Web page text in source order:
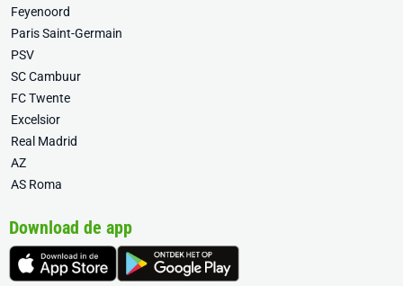
Feyenoord
Paris Saint-Germain
PSV
SC Cambuur
FC Twente
Excelsior
Real Madrid
AZ
AS Roma
Download de app